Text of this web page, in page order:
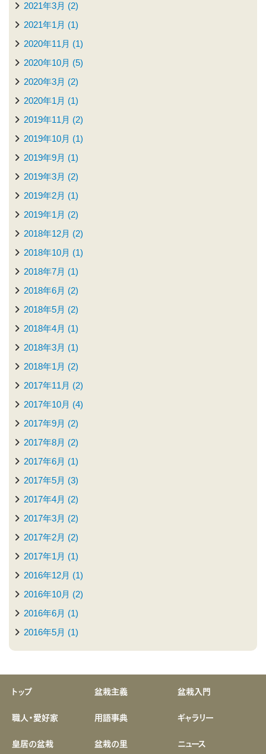
2021年3月 (2)
2021年1月 (1)
2020年11月 (1)
2020年10月 (5)
2020年3月 (2)
2020年1月 (1)
2019年11月 (2)
2019年10月 (1)
2019年9月 (1)
2019年3月 (2)
2019年2月 (1)
2019年1月 (2)
2018年12月 (2)
2018年10月 (1)
2018年7月 (1)
2018年6月 (2)
2018年5月 (2)
2018年4月 (1)
2018年3月 (1)
2018年1月 (2)
2017年11月 (2)
2017年10月 (4)
2017年9月 (2)
2017年8月 (2)
2017年6月 (1)
2017年5月 (3)
2017年4月 (2)
2017年3月 (2)
2017年2月 (2)
2017年1月 (1)
2016年12月 (1)
2016年10月 (2)
2016年6月 (1)
2016年5月 (1)
トップ 盆栽主義
盆栽入門
職人・愛好家
用語事典
ギャラリー
皇居の盆栽
盆栽の里 ニュース